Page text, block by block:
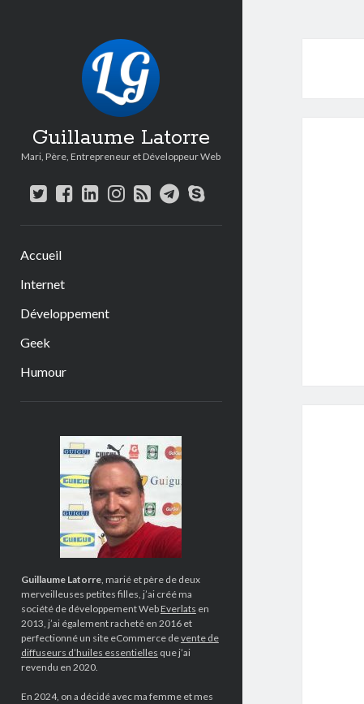
Guillaume Latorre
Mari, Père, Entrepreneur et Développeur Web
twitter
facebook
linkedin
instagram
rsstelegram
skype
Accueil
Internet
Développement
Geek
Humour
Guillaume Latorre, marié et père de deux
merveilleuses petites filles, j’ai créé ma
société de développement Web Everlats en
2013, j’ai également racheté en 2016 et
perfectionné un site eCommerce devente de
diffuseurs d’huiles essentielles que j’ai
revendu en 2020.
En 2024, on a décidé avec ma femme et mes